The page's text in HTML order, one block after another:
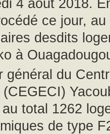
4 août 2018.
ce jour,
desdits
à
général du
total 1262
de type